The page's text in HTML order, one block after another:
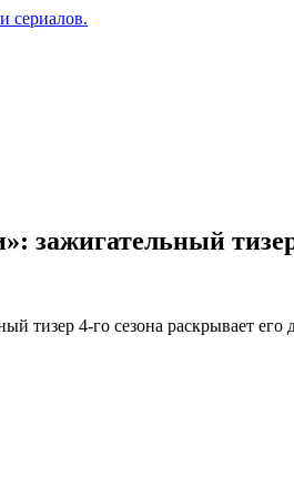
зажигательный
тизер 4-го сезона раскрывает